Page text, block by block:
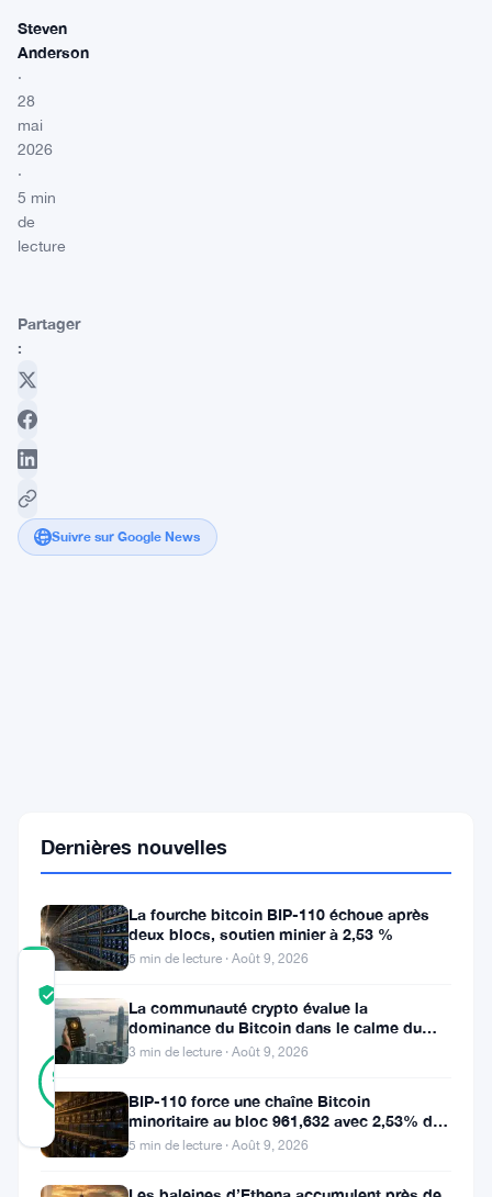
Steven
Anderson
·
28
mai
2026
·
5 min
de
lecture
Partager
:
Suivre sur Google News
année
COMMUNITY
SCORE
98
RÉEL
Vérifié
46
Mis à jour 2 mois il y a
Sequans
Dernières nouvelles
La fourche bitcoin BIP-110 échoue après
deux blocs, soutien minier à 2,53 %
5 min de lecture · Août 9, 2026
La communauté crypto évalue la
dominance du Bitcoin dans le calme du
week-end
3 min de lecture · Août 9, 2026
BIP-110 force une chaîne Bitcoin
minoritaire au bloc 961,632 avec 2,53% de
soutien des mineurs
5 min de lecture · Août 9, 2026